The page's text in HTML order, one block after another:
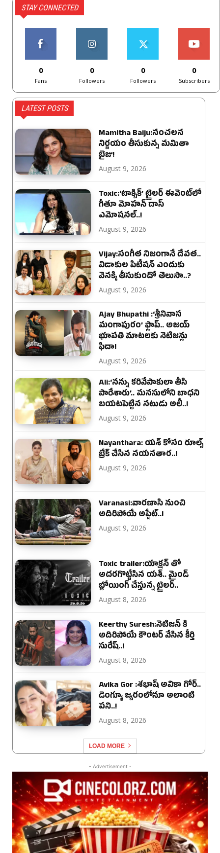
STAY CONNECTED
0
Fans
0
Followers
0
Followers
0
Subscribers
LATEST POSTS
Mamitha Baiju:సంచలన
నిర్ణయం తీసుకున్న మమితా
బైజు!
August 9, 2026
Toxic:‘టాక్సిక్’ ట్రైలర్ ఈవెంట్‌లో
గీతూ మోహన్ దాస్
ఎమోషనల్..!
August 9, 2026
Vijay:సంగీత నిజంగానే దేవత..
విడాకుల పిటీషన్ ఎందుకు
వెనక్కి తీసుకుందో తెలుసా..?
August 9, 2026
Ajay Bhupathi :‘శ్రీనివాస
మంగాపురం’ ఫ్లాప్.. అజయ్
భూపతి మాటలకు నెటిజన్లు
ఫిదా!
August 9, 2026
Ali:‘నన్ను కరివేపాకులా తీసి
పారేశారు’.. మనసులోని బాధని
బయటపెట్టిన నటుడు అలీ..!
August 9, 2026
Nayanthara: యశ్ కోసం రూల్స్
బ్రేక్ చేసిన నయనతార..!
August 9, 2026
Varanasi:వారణాసి నుంచి
అదిరిపోయే అప్డేట్..!
August 9, 2026
Toxic trailer:యాక్షన్ తో
అదరగొట్టేసిన యశ్.. మైండ్
బ్లోయింగ్ చేస్తున్న ట్రైలర్..
August 8, 2026
Keerthy Suresh:నెటిజన్ కి
అదిరిపోయే కౌంటర్ వేసిన కీర్తి
సురేష్..!
August 8, 2026
Avika Gor :శభాష్ అవికా గోర్‌..
డెంగ్యూ జ్వరంలోనూ అలాంటి
పని..!
August 8, 2026
LOAD MORE
- Advertisement -